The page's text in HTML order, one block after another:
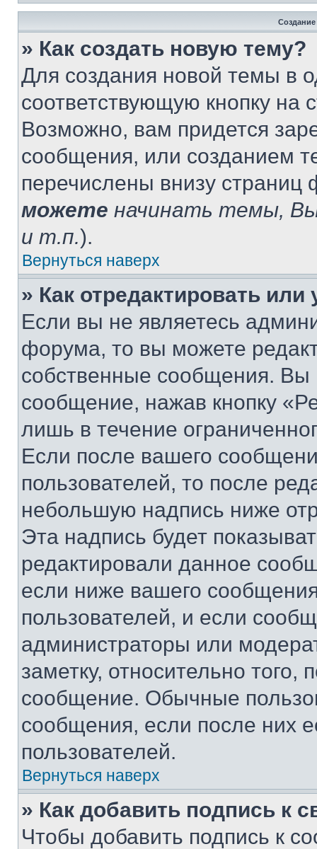
» Как создать новую тему?
Для создания новой темы в
соответствующую кнопку
Возможно, вам придется
сообщения, или созданием
перечислены внизу
можете начинать темы,
и т.п.).
Вернуться наверх
» Как отредактировать
Если вы не являетесь
форума, то вы можете
собственные сообщения. Вы
сообщение, нажав кнопку
лишь в течение
Если после вашего
пользователей, то после
небольшую надпись ниже
Эта надпись будет
редактировали данное
если ниже вашего
пользователей, и если
администраторы или
заметку, относительно
сообщение. Обычные
сообщения, если после них
пользователей.
Вернуться наверх
» Как добавить подпись к
Чтобы добавить подпись к